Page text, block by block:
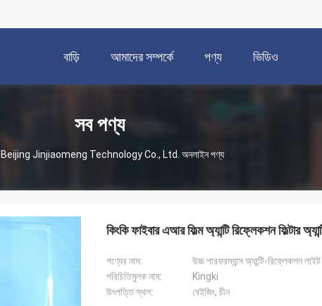
বাড়ি আমাদের সম্পর্কে পণ্য ভিডিও
সব পণ্য
Beijing Jinjiaomeng Technology Co., Ltd. অনলাইন পণ্য
কিংকি ফাইবার এআর ফিল্ম অ্যান্টি রিফ্লেকশন ফিল্টার
পণ্যের নাম:
উচ্চ পারফরম্যান্স অ্যান্টি-রিফ্লেকশন
পরিচিতিমুলক নাম:
Kingki
উৎপত্তি স্থল:
বেইজিং, চীন